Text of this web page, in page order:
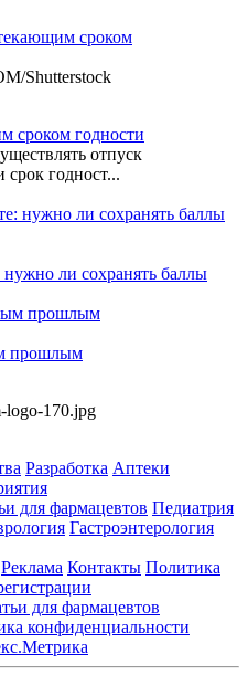
Shutterstoсk
сроком годности
отпуск
срок годност...
ли сохранять баллы
прошлым
Разработка Аптеки
для фармацевтов Педиатрия
Гастроэнтерология
Реклама Контакты Политика
для фармацевтов
конфиденциальности